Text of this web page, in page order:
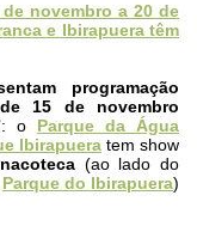
novembro a 20 de
e Ibirapuera têm
programação
15 de novembro
: o Parque da Água
Ibirapuera tem show
(ao lado do
Parque do Ibirapuera)